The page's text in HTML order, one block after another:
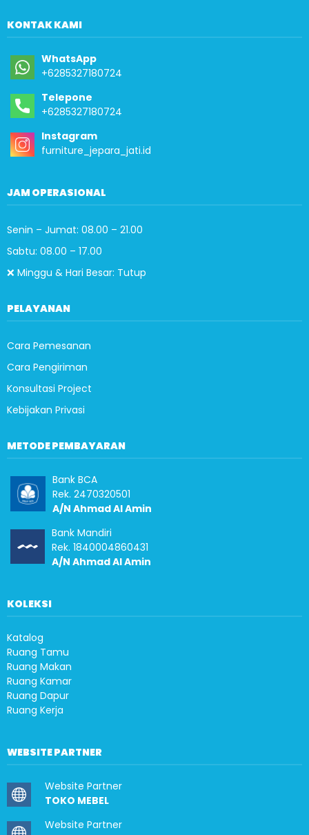
KONTAK KAMI
WhatsApp
+6285327180724
Telepone
+6285327180724
Instagram
furniture_jepara_jati.id
JAM OPERASIONAL
Senin – Jumat: 08.00 – 21.00
Sabtu: 08.00 – 17.00
❌ Minggu & Hari Besar: Tutup
PELAYANAN
Cara Pemesanan
Cara Pengiriman
Konsultasi Project
Kebijakan Privasi
METODE PEMBAYARAN
Bank BCA
Rek. 2470320501
A/N Ahmad Al Amin
Bank Mandiri
Rek. 1840004860431
A/N Ahmad Al Amin
KOLEKSI
Katalog
Ruang Tamu
Ruang Makan
Ruang Kamar
Ruang Dapur
Ruang Kerja
WEBSITE PARTNER
Website Partner
TOKO MEBEL
Website Partner